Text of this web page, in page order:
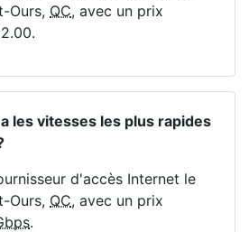
Ours, QC, avec un prix
les vitesses les plus rapides
d'accès Internet le
Ours, QC, avec un prix
.